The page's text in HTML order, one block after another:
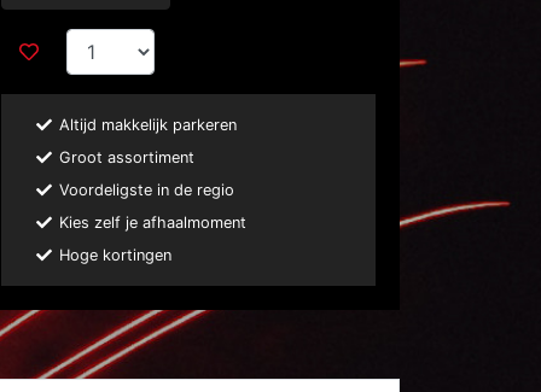
Altijd makkelijk parkeren
Groot assortiment
Voordeligste in de regio
Kies zelf je afhaalmoment
Hoge kortingen